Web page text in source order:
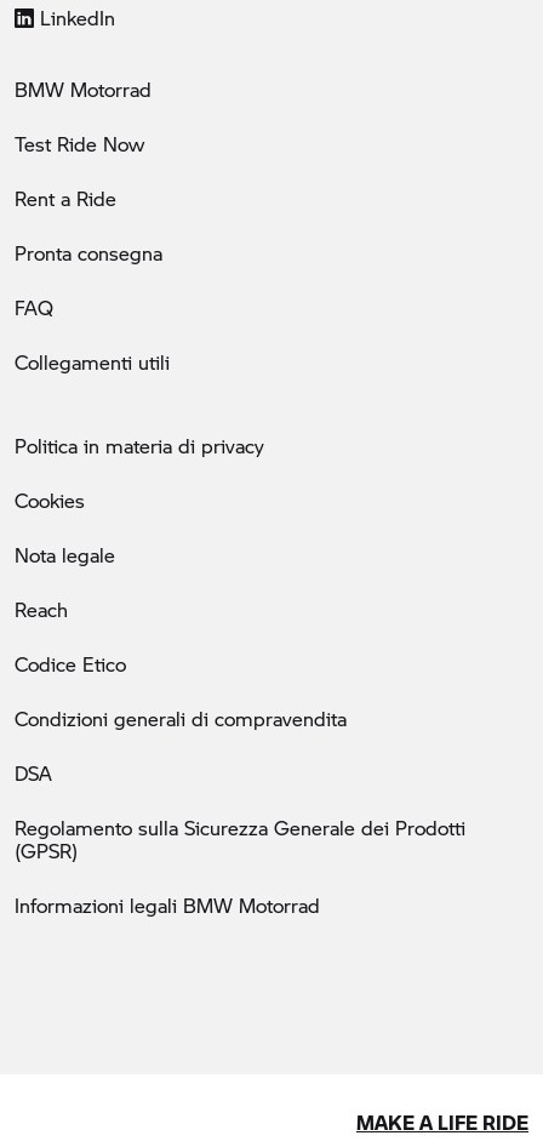
LinkedIn
BMW Motorrad
Test Ride Now
Rent a Ride
Pronta consegna
FAQ
Collegamenti utili
Politica in materia di privacy
Cookies
Nota legale
Reach
Codice Etico
Condizioni generali di compravendita
DSA
Regolamento sulla Sicurezza Generale dei Prodotti
(GPSR)
Informazioni legali BMW Motorrad
MAKE A LIFE RIDE